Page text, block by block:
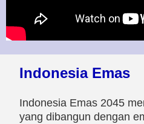
Indonesia Emas
Indonesia Emas 2045
yang dibangun dengan